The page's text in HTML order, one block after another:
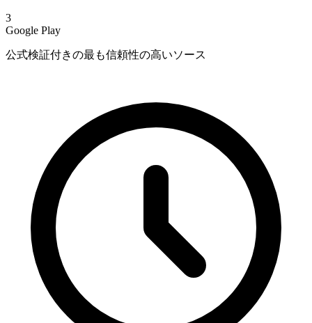
3
Google Play
公式検証付きの最も信頼性の高いソース